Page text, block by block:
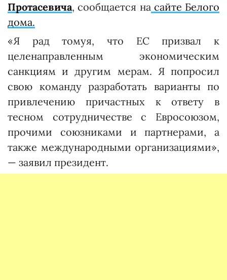
Протасевича, сообщается насайте Белого
дома.
«Я рад томуя, что ЕС призвал к
целенаправленным экономическим
санкциям и другим мерам. Я попросил
свою команду разработать варианты по
привлечению причастных к ответу в
тесном сотрудничестве с Евросоюзом,
прочими союзниками и партнерами, а
также международными организациями»,
— заявил президент.